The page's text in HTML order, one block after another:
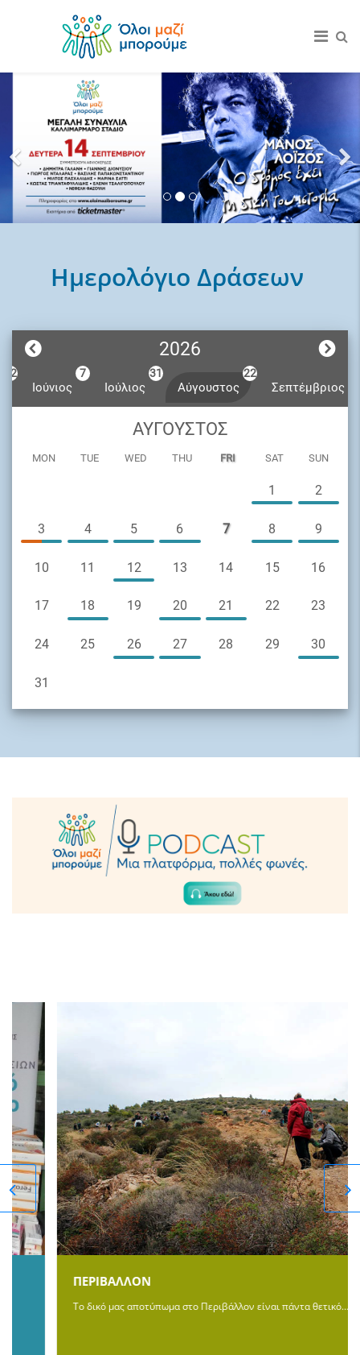
Διαβάστε περισσότερα..
Ημερολόγιο Δράσεων
2026
22
Ιούνιος
7
Ιούλιος
31
Αύγουστος
22
Σεπτέμβριος
ΑΎΓΟΥΣΤΟΣ
MON TUE WED THU FRI SAT SUN
1 2
3 4 5 6 7 8 9
10 11 12 13 14 15 16
17 18 19 20 21 22 23
24 25 26 27 28 29 30
31
ΠΕΡΙΒΑΛΛΟΝ
Το δικό μας αποτύπωμα στο Περιβάλλον είναι πάντα θετικό…